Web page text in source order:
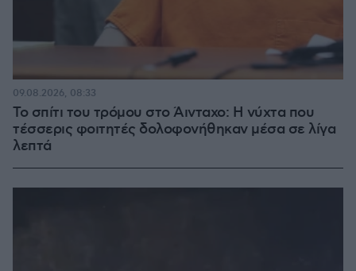
Το σπίτι του τρόμου στο Άινταχο: Η νύχτα που
τέσσερις φοιτητές δολοφονήθηκαν μέσα σε λίγα
λεπτά
09.08.2026, 08:33